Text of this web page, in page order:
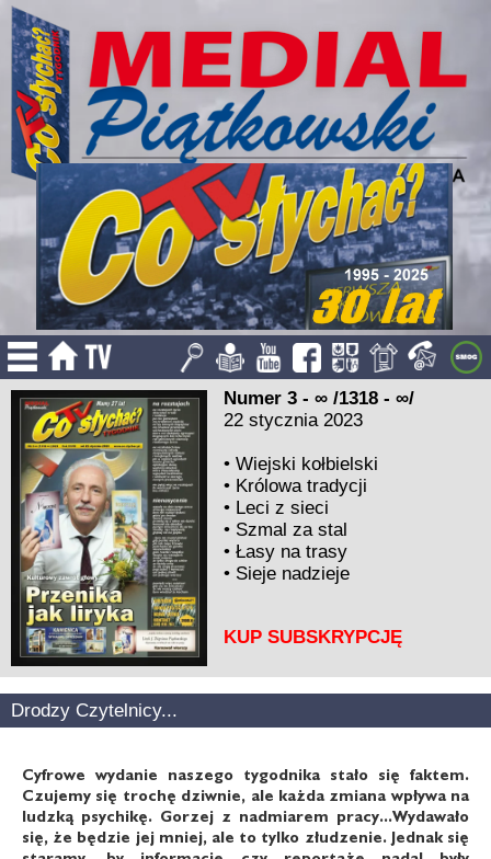
Numer 3 - ∞ /1318 - ∞/
22 stycznia 2023
•Wiejski kołbielski
• Królowa tradycji
• Leci z sieci
• Szmal za stal
•Łasy na trasy
• Sieje nadzieje
KUP SUBSKRYPCJĘ
Drodzy Czytelnicy...
Cyfrowe wydanie naszego tygodnika stało się faktem.
Czujemy się trochę dziwnie, ale każda zmiana wpływa na
ludzką psychikę. Gorzej z nadmiarem pracy...Wydawało
się, że będzie jej mniej, ale to tylko złudzenie. Jednak się